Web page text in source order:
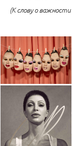
(К слову о